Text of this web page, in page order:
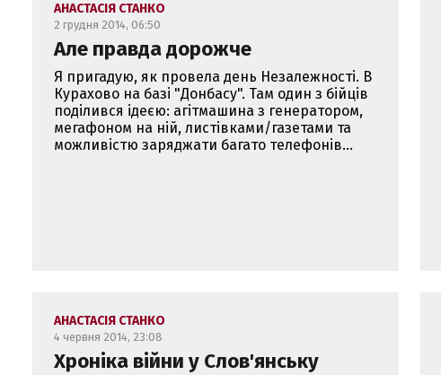
АНАСТАСІЯ СТАНКО
2 грудня 2014, 06:50
Але правда дорожче
Я пригадую, як провела день Незалежності. В
Курахово на базі "Донбасу". Там один з бійців
поділився ідеєю: агітмашина з генератором,
мегафоном на ній, листівками/газетами та
можливістю заряджати багато телефонів...
АНАСТАСІЯ СТАНКО
4 червня 2014, 23:08
Хроніка війни у Слов'янську